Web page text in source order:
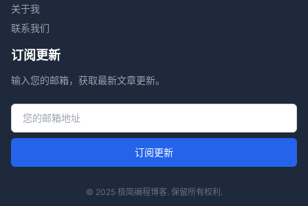
关于我
联系我们
订阅更新
输入您的邮箱，获取最新文章更新。
邮箱地址
订阅更新
© 2025 极简编程博客. 保留所有权利.